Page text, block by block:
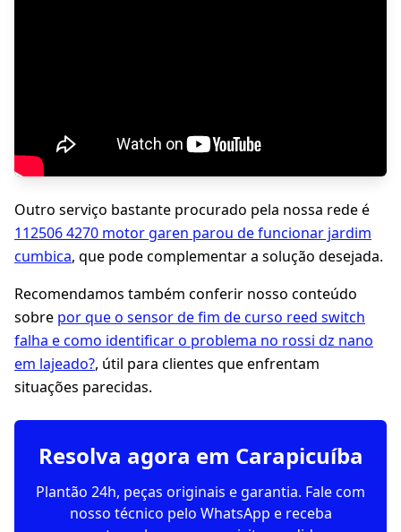
Outro serviço bastante procurado pela nossa rede é
112506 4270 motor garen parou de funcionar jardim
cumbica, que pode complementar a solução desejada.
Recomendamos também conferir nosso conteúdo
sobre por que o sensor de fim de curso reed switch
falha e como identificar o problema no rossi dz nano
em lajeado?, útil para clientes que enfrentam
situações parecidas.
Resolva agora em Carapicuíba
Plantão 24h, peças originais e garantia. Fale com
nosso técnico pelo WhatsApp e receba